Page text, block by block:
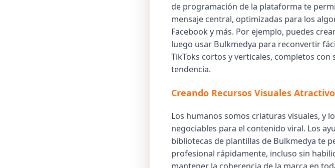
de programación de la plataforma te
mensaje central, optimizadas para los
Facebook y más. Por ejemplo, puedes
luego usar Bulkmedya para reconvertir
TikToks cortos y verticales, completos
tendencia.
Creando Recursos Visuales
Los humanos somos criaturas visuales, y
negociables para el contenido viral. Los
bibliotecas de plantillas de Bulkmedya te
profesional rápidamente, incluso sin